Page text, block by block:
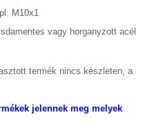
M10x1
vagy horganyzott acél
termék nincs készleten, a
jelennek meg melyek